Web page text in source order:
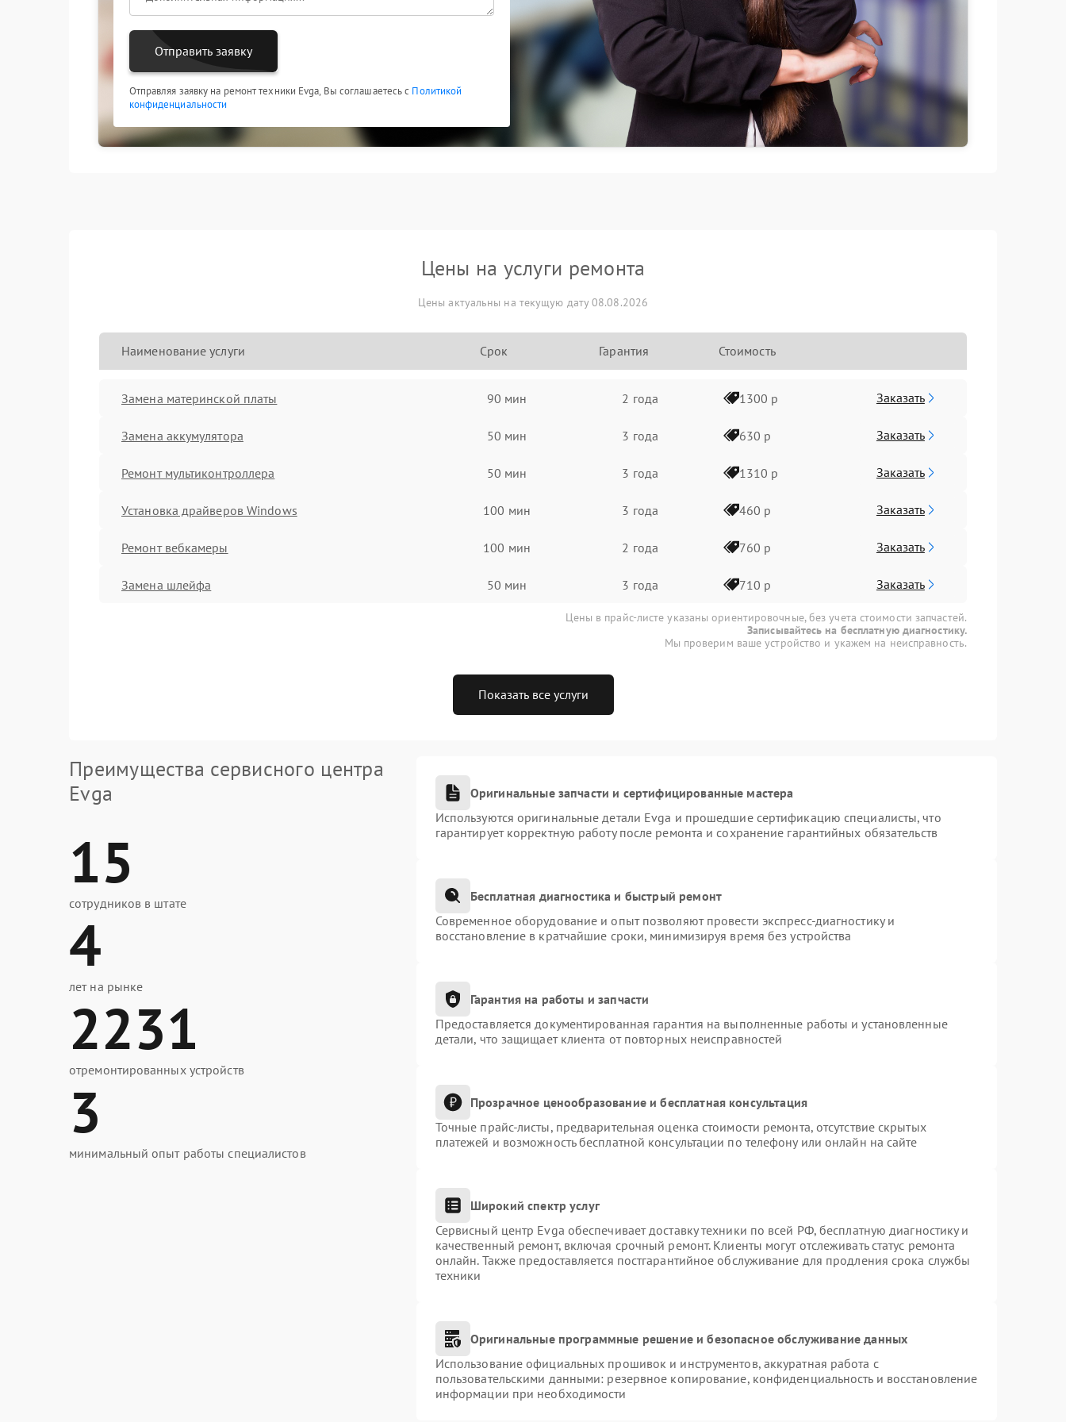
Отправить заявку
Отправляя заявку на ремонт техники Evga, Вы соглашаетесь с Политикой
конфиденциальности
Цены на услуги ремонта
Цены актуальны на текущую дату 08.08.2026
Наименование услуги Срок Гарантия Стоимость
Замена материнской платы 90 мин 2 года 1300 р Заказать
Замена аккумулятора 50 мин 3 года 630 р Заказать
Ремонт мультиконтроллера 50 мин 3 года 1310 р Заказать
Установка драйверов Windows 100 мин 3 года 460 р Заказать
Ремонт вебкамеры 100 мин 2 года 760 р Заказать
Замена шлейфа 50 мин 3 года 710 р Заказать
Цены в прайс-листе указаны ориентировочные, без учета стоимости запчастей.
Записывайтесь на бесплатную диагностику.
Мы проверим ваше устройство и укажем на неисправность.
Показать все услуги
Преимущества сервисного центра
Evga
15
сотрудников в штате
4
лет на рынке
2231
отремонтированных устройств
3
минимальный опыт работы специалистов
Оригинальные запчасти и сертифицированные мастера
Используются оригинальные детали Evga и прошедшие сертификацию специалисты, что
гарантирует корректную работу после ремонта и сохранение гарантийных обязательств
Бесплатная диагностика и быстрый ремонт
Современное оборудование и опыт позволяют провести экспресс-диагностику и
восстановление в кратчайшие сроки, минимизируя время без устройства
Гарантия на работы и запчасти
Предоставляется документированная гарантия на выполненные работы и установленные
детали, что защищает клиента от повторных неисправностей
Прозрачное ценообразование и бесплатная консультация
Точные прайс-листы, предварительная оценка стоимости ремонта, отсутствие скрытых
платежей и возможность бесплатной консультации по телефону или онлайн на сайте
Широкий спектр услуг
Сервисный центр Evga обеспечивает доставку техники по всей РФ, бесплатную диагностику и
качественный ремонт, включая срочный ремонт. Клиенты могут отслеживать статус ремонта
онлайн. Также предоставляется постгарантийное обслуживание для продления срока службы
техники
Оригинальные программные решение и безопасное обслуживание данных
Использование официальных прошивок и инструментов, аккуратная работа с
пользовательскими данными: резервное копирование, конфиденциальность и восстановление
информации при необходимости